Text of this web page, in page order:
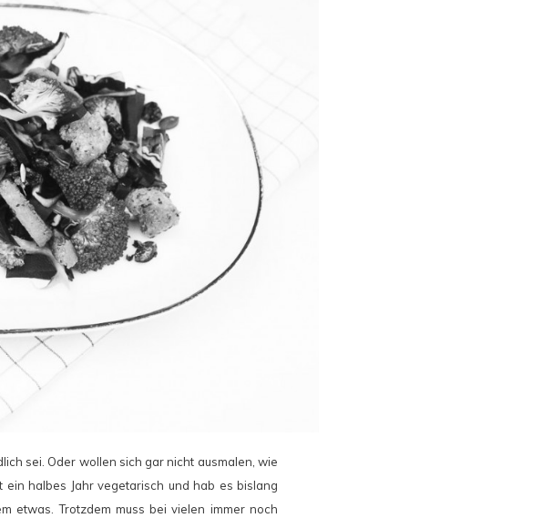
sei. Oder wollen sich gar nicht ausmalen, wie
halbes Jahr vegetarisch und hab es bislang
etwas. Trotzdem muss bei vielen immer noch